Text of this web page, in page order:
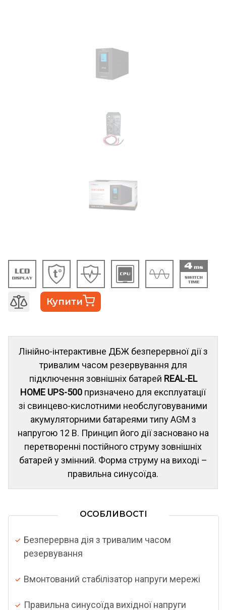
Купити
Лінійно-інтерактивне ДБЖ безперервної дії з
тривалим часом резервування для
підключення зовнішніх батарей REAL-EL
HOME UPS-500 призначено для експлуатації
зі свинцево-кислотними необслуговуваними
акумуляторними батареями типу AGM з
напругою 12 В. Принцип його дії засновано на
перетворенні постійного струму зовнішніх
батарей у змінний. Форма струму на виході –
правильна синусоїда.
ОСОБЛИВОСТІ
Безперервна дія з тривалим часом
резервування
Вмонтований стабілізатор напруги мережі
Правильна синусоїда вихідної напруги